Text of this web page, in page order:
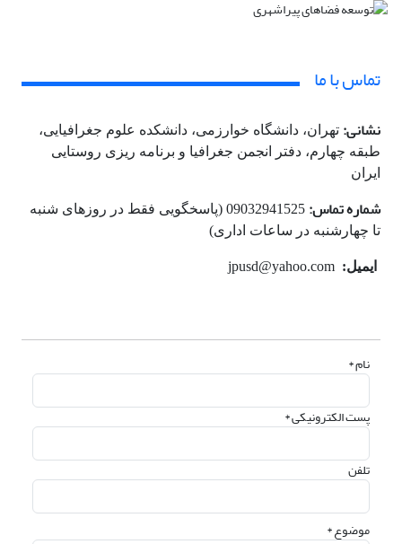
تماس با ما
نشانی: تهران، دانشگاه خوارزمی، دانشکده علوم جغرافیایی،
طبقه چهارم، دفتر انجمن جغرافیا و برنامه ریزی روستایی
ایران
شماره تماس:
09032941525 (پاسخگویی فقط در روزهای شنبه
تا چهارشنبه در ساعات اداری)
ایمیل: jpusd@yahoo.com
نام *
پست الکترونیکی *
تلفن
موضوع *